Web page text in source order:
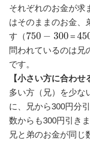
それぞれのお金が求
はそのままのお金、
す（750 − 300＝
問われているのは兄
です。
【小さい方に合わせ
多い方（兄）を少な
に、兄から300円分
数からも300円引きま
兄と弟のお金が同じ